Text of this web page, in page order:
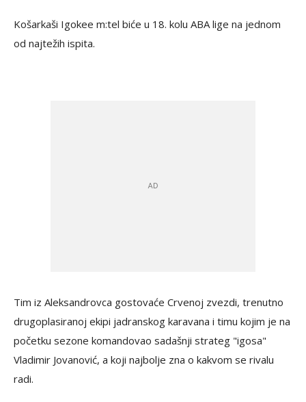
Košarkaši Igokee m:tel biće u 18. kolu ABA lige na jednom
od najtežih ispita.
Tim iz Aleksandrovca gostovaće Crvenoj zvezdi, trenutno
drugoplasiranoj ekipi jadranskog karavana i timu kojim je na
početku sezone komandovao sadašnji strateg "igosa"
Vladimir Jovanović, a koji najbolje zna o kakvom se rivalu
radi.